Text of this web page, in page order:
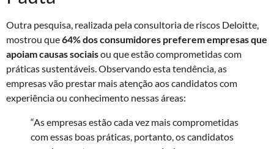
Outra pesquisa, realizada pela consultoria de riscos Deloitte,
mostrou que64% dos consumidores preferem empresas que
apoiam causas sociaisou que estão comprometidas com
práticas sustentáveis. Observando esta tendência, as
empresas vão prestar mais atenção aos candidatos com
experiência ou conhecimento nessas áreas:
“As empresas estão cada vez mais comprometidas
com essas boas práticas, portanto, os candidatos